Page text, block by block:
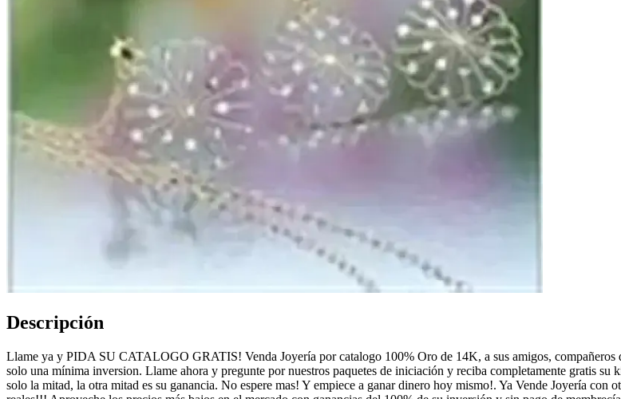
Descripción
Llame ya y PIDA SU CATALOGO GRATIS! Venda Joyería por catalogo 100% Oro de 14K, a sus amigos,
solo una mínima inversion. Llame ahora y pregunte por nuestros paquetes de iniciación y reciba completamente gratis
solo la mitad, la otra mitad es su ganancia. No espere mas! Y empiece a ganar dinero hoy mismo!. Ya Vende Joyería